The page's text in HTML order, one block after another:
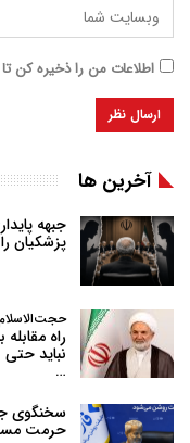
اطلاعات من را ذخیره کن تا
آخرین ها
جبهه
پزشکیان
راه
نباید حتی
…
سخنگوی
حرمت